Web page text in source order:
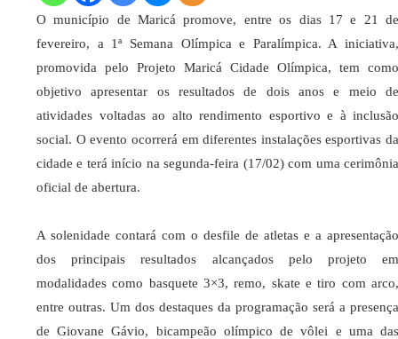
O município de Maricá promove, entre os dias 17 e 21 de
fevereiro, a 1ª Semana Olímpica e Paralímpica. A iniciativa,
promovida pelo Projeto Maricá Cidade Olímpica, tem como
objetivo apresentar os resultados de dois anos e meio de
atividades voltadas ao alto rendimento esportivo e à inclusão
social. O evento ocorrerá em diferentes instalações esportivas da
cidade e terá início na segunda-feira (17/02) com uma cerimônia
oficial de abertura.
A solenidade contará com o desfile de atletas e a apresentação
dos principais resultados alcançados pelo projeto em
modalidades como basquete 3×3, remo, skate e tiro com arco,
entre outras. Um dos destaques da programação será a presença
de Giovane Gávio, bicampeão olímpico de vôlei e uma das